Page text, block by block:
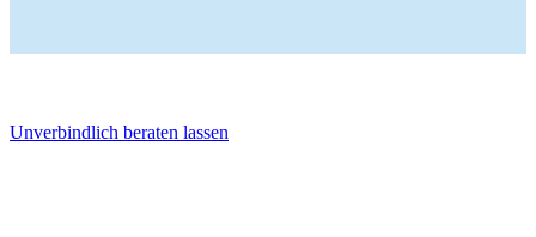
Unverbindlich beraten lassen